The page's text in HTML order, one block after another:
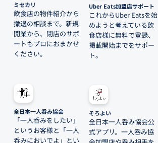
ミセカリ
飲食店の物件紹介から
撤退の相談まで。新規
開業から、閉店のサポ
ートもプロにおまかせ
ください。
全日本一人呑み協会
「一人呑みをしたい」
というお客様と「一人
呑みにおいでよ」とい
Uber Eats加盟店サポート
これからUber Eatsを始
めようと考えている飲
食店様に無料で登録、
掲載開始までをサポー
ト。
そろよい
全日本一人呑み協会公
式アプリ。一人呑み協